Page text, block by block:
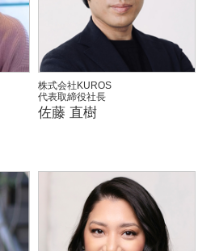
株式会社KUROS
代表取締役社長
佐藤 直樹